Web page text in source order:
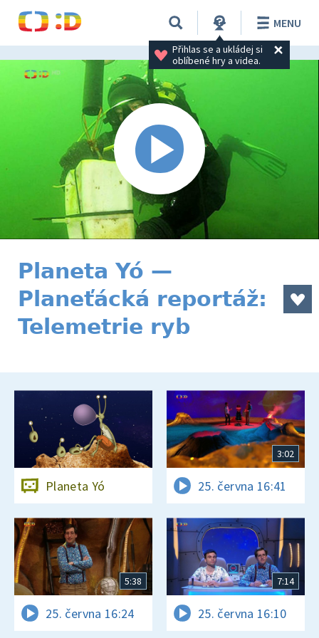
Přihlas se a ukládej si
oblíbené hry a videa.
MENU
Planeta Yó —
Planeťácká reportáž:
Telemetrie ryb
Planeta Yó
3:02
25. června 16:41
5:38
25. června 16:24
7:14
25. června 16:10